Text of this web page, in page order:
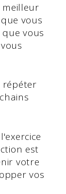
vous
vous
répéter
est
votre
vos